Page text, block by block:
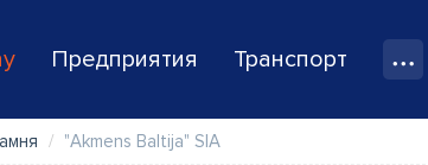
Предприятия Транспорт
"Akmens Baltija" SIA